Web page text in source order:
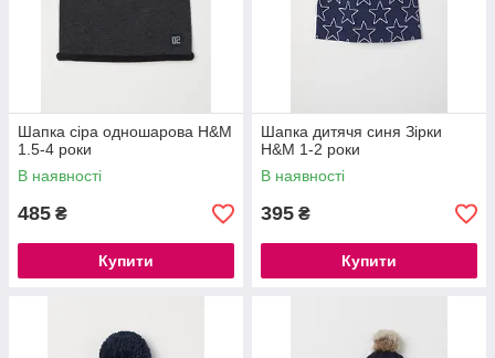
Шапка сіра одношарова H&M
1.5-4 роки
В наявності
485 ₴
Купити
Шапка дитячя синя Зірки
H&M 1-2 роки
В наявності
395 ₴
Купити